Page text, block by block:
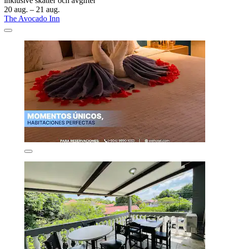
20 aug. – 21 aug.
The Avocado Inn